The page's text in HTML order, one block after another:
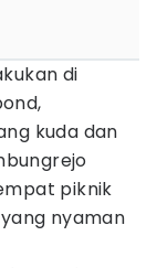
di
kuda dan
piknik
nyaman